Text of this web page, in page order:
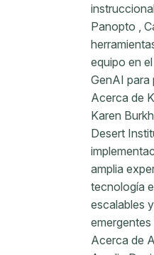
Panopto ,
equipo en
GenAI para
Acerca de
Karen
Desert
amplia
tecnología
escalables
Acerca de